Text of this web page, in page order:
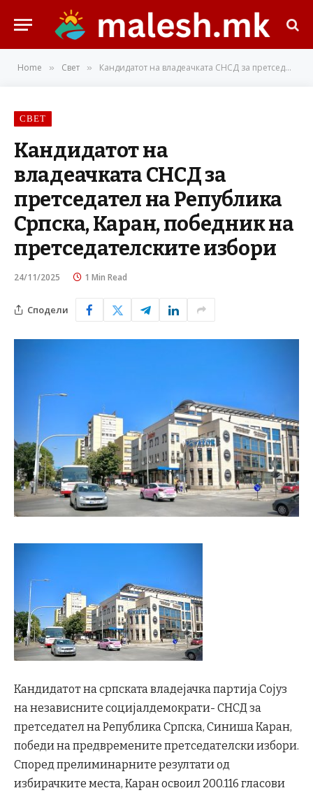
Home » Свет » Кандидатот на владеачката СНСД за претседател на Република Српска, Каран, победник на претседателските избори
СВЕТ
Кандидатот на
владеачката СНСД за
претседател на Република
Српска, Каран, победник на
претседателските избори
24/11/2025 1 Min Read
Сподели
Кандидатот на српската владејачка партија Сојуз
на независните социјалдемократи- СНСД за
претседател на Република Српска, Синиша Каран,
победи на предвремените претседателски избори.
Според прелиминарните резултати од
избирачките места, Каран освоил 200.116 гласови